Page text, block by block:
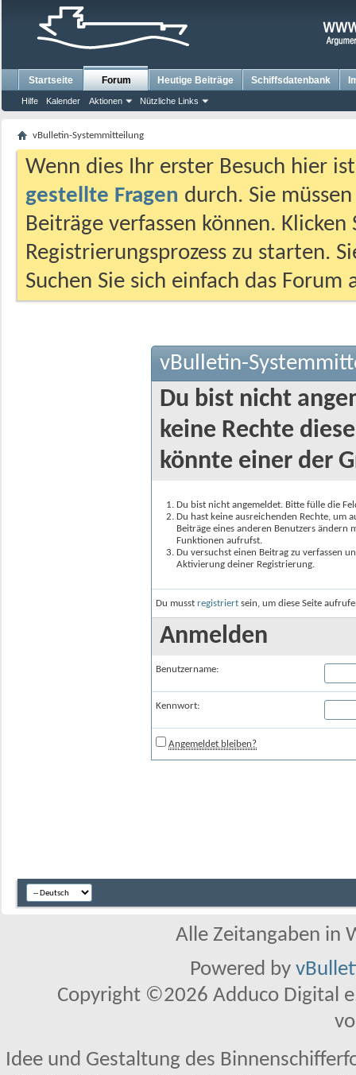
Startseite Forum
Hilfe Kalender Aktionen Nützliche Links
Heutige Beiträge Schiffsdatenbank
vBulletin-Systemmitteilung
Wenn dies Ihr erster Besuch hier
gestellte Fragen durch. Sie
Beiträge verfassen können.
Registrierungsprozess zu starten.
Suchen Sie sich einfach das
vBulletin-
Du bist nicht
keine Rechte
könnte einer der
Du bist nicht angemeldet. Bitte fülle die
Du hast keine ausreichenden Rechte, um
Beiträge eines anderen Benutzers
Funktionen aufrufst.
Du versuchst einen Beitrag zu verfassen
Aktivierung deiner Registrierung.
Du musst registriert sein, um diese Seite
Anmelden
Benutzername:
Kennwort:
Angemeldet bleiben?
Alle Zeitangaben in
Powered by
Copyright ©2026 Adduco Digital
Idee und Gestaltung des